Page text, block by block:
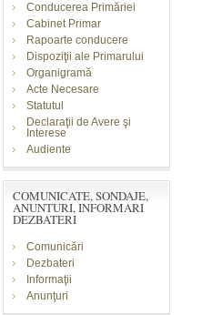
Conducerea Primăriei
Cabinet Primar
Rapoarte conducere
Dispoziţii ale Primarului
Organigramă
Acte Necesare
Statutul
Declaraţii de Avere şi
Interese
Audiente
COMUNICATE, SONDAJE,
ANUNTURI, INFORMARI
DEZBATERI
Comunicări
Dezbateri
Informaţii
Anunţuri